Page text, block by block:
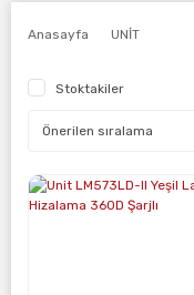
Anasayfa UNİT
Stoktakiler